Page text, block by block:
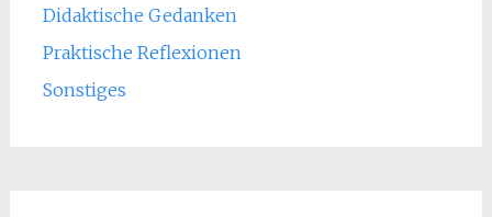
Didaktische Gedanken
Praktische Reflexionen
Sonstiges